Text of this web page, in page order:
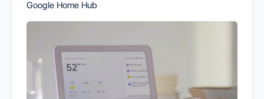
Google Home Hub